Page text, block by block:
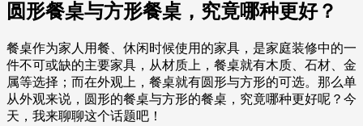
圆形餐桌与方形餐桌，究竟哪种更好？
餐桌作为家人用餐、休闲时候使用的家具，是家庭装修中的一
件不可或缺的主要家具，从材质上，餐桌就有木质、石材、金
属等选择；而在外观上，餐桌就有圆形与方形的可选。那么单
从外观来说，圆形的餐桌与方形的餐桌，究竟哪种更好呢？今
天，我来聊聊这个话题吧！